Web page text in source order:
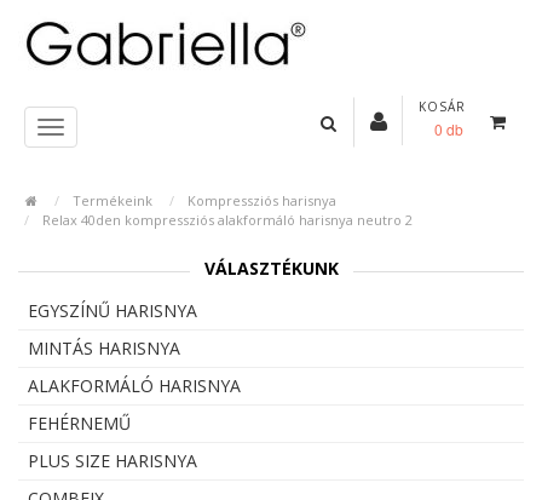
KOSÁR
0 db
Termékeink
Kompressziós harisnya
Relax 40den kompressziós alakformáló harisnya neutro 2
VÁLASZTÉKUNK
EGYSZÍNŰ HARISNYA
MINTÁS HARISNYA
ALAKFORMÁLÓ HARISNYA
FEHÉRNEMŰ
PLUS SIZE HARISNYA